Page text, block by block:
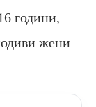
години,
жени